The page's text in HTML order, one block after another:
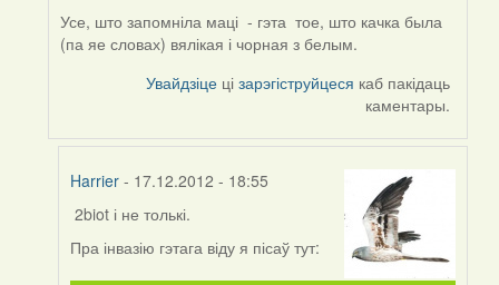
Усе, што запомніла маці - гэта тое, што качка была
(па яе словах) вялікая і чорная з белым.
Увайдзіце цізарэгіструйцеся каб пакідаць
каментары.
Harrier - 17.12.2012 - 18:55
In
reply
2biot і не толькі.
Пра інвазію гэтага віду я пісаў тут: